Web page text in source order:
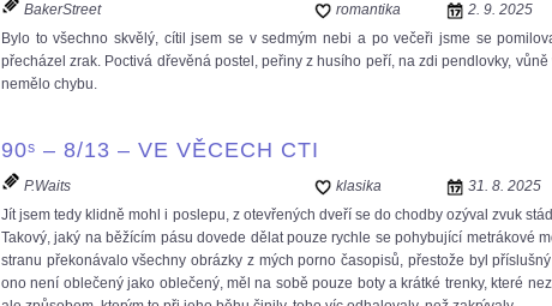
BakerStreet romantika 2. 9. 2025
Bylo to všechno skvělý, cítil jsem se v sedmým nebi a po večeři jsme se
přecházel zrak. Poctivá dřevěná postel, peřiny z husího peří, na zdi pendlovky,
nemělo chybu.
90ˢ – 8/13 – VE VĚCECH CTI
P.Waits klasika 31. 8. 2025
Jít jsem tedy klidně mohl i poslepu, z otevřených dveří se do chodby ozýval zvuk
Takový, jaký na běžícím pásu dovede dělat pouze rychle se pohybující metrákové
stranu překonávalo všechny obrázky z mých porno časopisů, přestože byl
ono není oblečený jako oblečený, měl na sobě pouze boty a krátké trenky, které